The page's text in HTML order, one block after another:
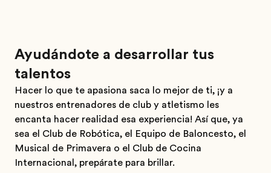
Ayudándote a desarrollar tus
talentos
Hacer lo que te apasiona saca lo mejor de ti, ¡y a
nuestros entrenadores de club y atletismo les
encanta hacer realidad esa experiencia! Así que, ya
sea el Club de Robótica, el Equipo de Baloncesto, el
Musical de Primavera o el Club de Cocina
Internacional, prepárate para brillar.